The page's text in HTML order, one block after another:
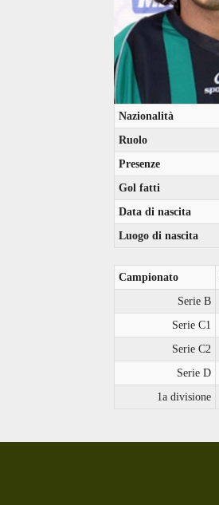
Nazionalità
Ruolo
Presenze
Gol fatti
Data di nascita
Luogo di nascita
Campionato
Serie B
Serie C1
Serie C2
Serie D
1a divisione